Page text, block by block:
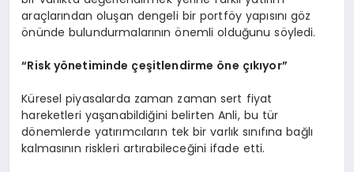
araçlarından oluşan dengeli bir portföy yapısını göz
önünde bulundurmalarının önemli olduğunu söyledi.
“Risk yönetiminde çeşitlendirme öne çıkıyor”
Küresel piyasalarda zaman zaman sert fiyat
hareketleri yaşanabildiğini belirten Anli, bu tür
dönemlerde yatırımcıların tek bir varlık sınıfına bağlı
kalmasının riskleri artırabileceğini ifade etti.